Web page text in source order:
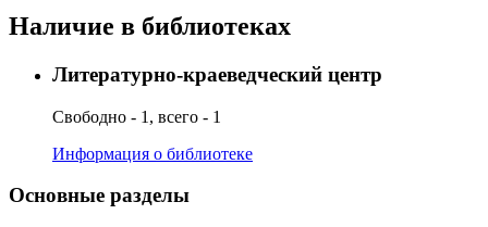
Наличие в библиотеках
Литературно-краеведческий центр
Свободно - 1, всего - 1
Информация о библиотеке
Основные разделы